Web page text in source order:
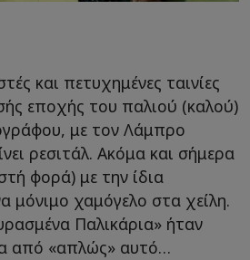
και πετυχημένες ταινίες
εποχής του παλιού (καλού)
με τον Λάμπρο
ρεσιτάλ. Ακόμα και σήμερα
φορά) με την ίδια
μόνιμο χαμόγελο στα χείλη.
Παλικάρια» ήταν
από «απλώς» αυτό…